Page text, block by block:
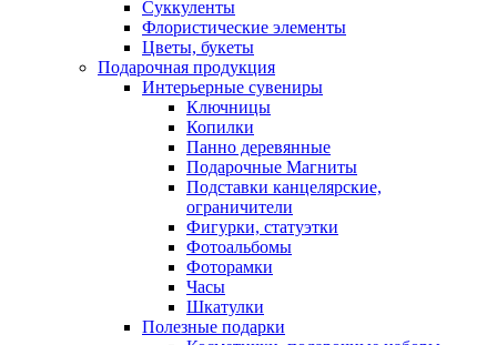
Суккуленты
Флористические элементы
Цветы, букеты
Подарочная продукция
Интерьерные сувениры
Ключницы
Копилки
Панно деревянные
Подарочные Магниты
Подставки канцелярские,
ограничители
Фигурки, статуэтки
Фотоальбомы
Фоторамки
Часы
Шкатулки
Полезные подарки